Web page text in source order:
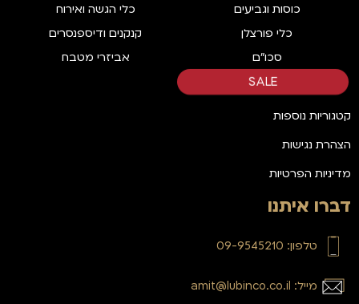
כוסות וגביעים
כלי הגשה ואירוח
כלי פורצלן
קנקנים ודיספנסרים
סכו"ם
אביזרי מטבח
SALE
קטגוריות נוספות
הצהרת נגישות
מדיניות הפרטיות
דברו איתנו
טלפון: 09-9545210
מייל: amit@lubinco.co.il